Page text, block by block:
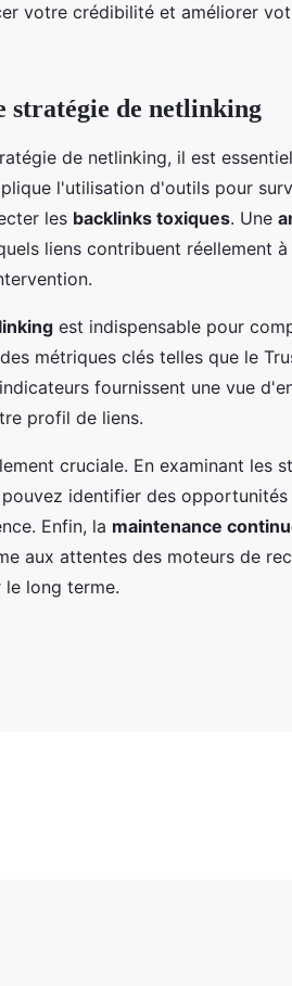
votre crédibilité et améliorer
stratégie de netlinking
de netlinking, il est
l'utilisation d'outils pour
les backlinks toxiques. Une
liens contribuent réellement à
est indispensable pour
métriques clés telles que le
fournissent une vue
profil de liens.
cruciale. En examinant les
identifier des
Enfin, la maintenance
aux attentes des moteurs de
long terme.